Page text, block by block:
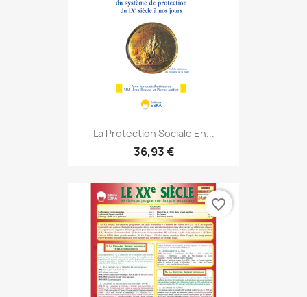
La Protection Sociale En...
36,93 €
favorite_border